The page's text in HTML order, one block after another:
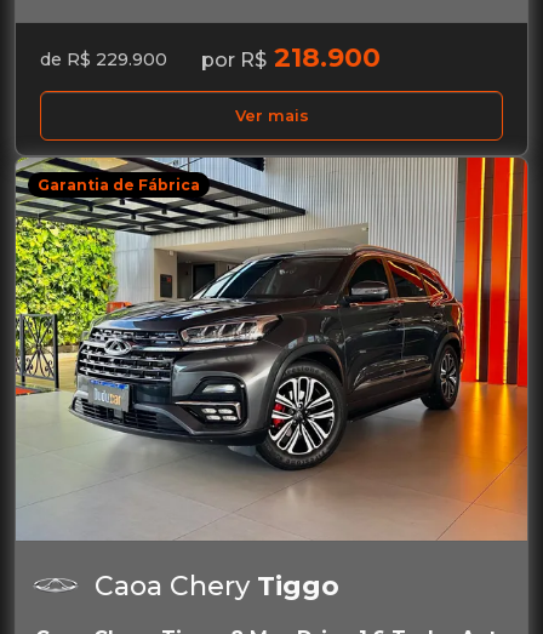
de R$ 229.900 por R$ 218.900
Ver mais
Garantia de Fábrica
Caoa Chery Tiggo